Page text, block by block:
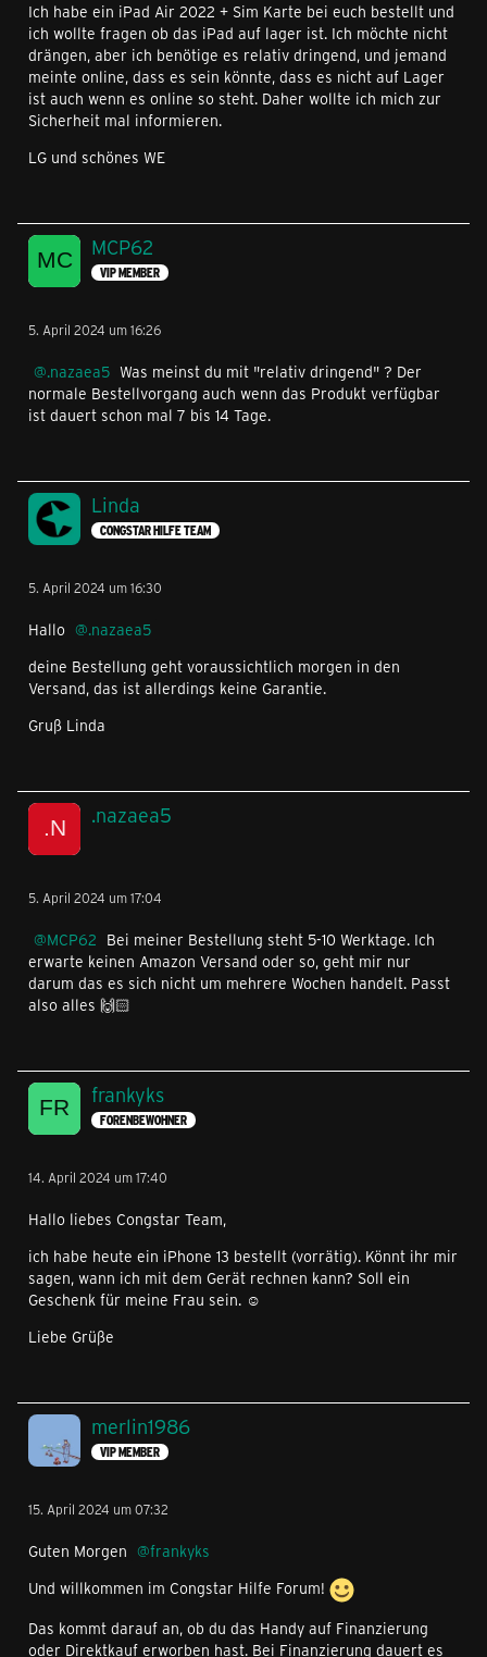
Ich habe ein iPad Air 2022 + Sim Karte bei euch bestellt und
ich wollte fragen ob das iPad auf lager ist. Ich möchte nicht
drängen, aber ich benötige es relativ dringend, und jemand
meinte online, dass es sein könnte, dass es nicht auf Lager
ist auch wenn es online so steht. Daher wollte ich mich zur
Sicherheit mal informieren.
LG und schönes WE
MCP62
VIP MEMBER
5. April 2024 um 16:26
.nazaea5 Was meinst du mit "relativ dringend" ? Der
normale Bestellvorgang auch wenn das Produkt verfügbar
ist dauert schon mal 7 bis 14 Tage.
Linda
CONGSTAR HILFE TEAM
5. April 2024 um 16:30
Hallo
.nazaea5
deine Bestellung geht voraussichtlich morgen in den
Versand, das ist allerdings keine Garantie.
Gruß Linda
.nazaea5
5. April 2024 um 17:04
MCP62 Bei meiner Bestellung steht 5-10 Werktage. Ich
erwarte keinen Amazon Versand oder so, geht mir nur
darum das es sich nicht um mehrere Wochen handelt. Passt
also alles 🙌🏻
frankyks
FORENBEWOHNER
14. April 2024 um 17:40
Hallo liebes Congstar Team,
ich habe heute ein iPhone 13 bestellt (vorrätig). Könnt ihr mir
sagen, wann ich mit dem Gerät rechnen kann? Soll ein
Geschenk für meine Frau sein. ☺️
Liebe Grüße
merlin1986
VIP MEMBER
15. April 2024 um 07:32
Guten Morgen
frankyks
Und willkommen im Congstar Hilfe Forum!
Das kommt darauf an, ob du das Handy auf Finanzierung
oder Direktkauf erworben hast. Bei Finanzierung dauert es